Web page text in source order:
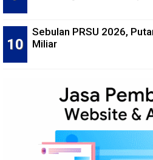
Sebulan PRSU 2026,
Miliar